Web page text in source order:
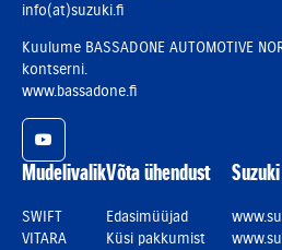
info(at)suzuki.fi
Kuulume BASSADONE AUTOMOTIVE
kontserni.
www.bassadone.fi
YouTube
Mudelivalik
SWIFT
VITARA
Võta ühendust
Edasimüüjad
Küsi pakkumist